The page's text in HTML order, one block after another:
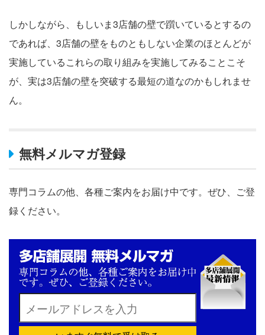
しかしながら、もしいま3店舗の壁で躓いているとするの
であれば、3店舗の壁をものともしない企業のほとんどが
実施しているこれらの取り組みを実施してみることこそ
が、実は3店舗の壁を突破する最短の道なのかもしれませ
ん。
無料メルマガ登録
専門コラムの他、各種ご案内をお届け中です。ぜひ、ご登
録ください。